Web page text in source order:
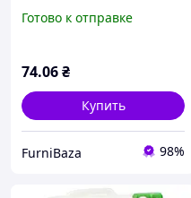
перфоратора, сверления
Готово к отправке
74.06₴
Купить
FurniBaza 98%